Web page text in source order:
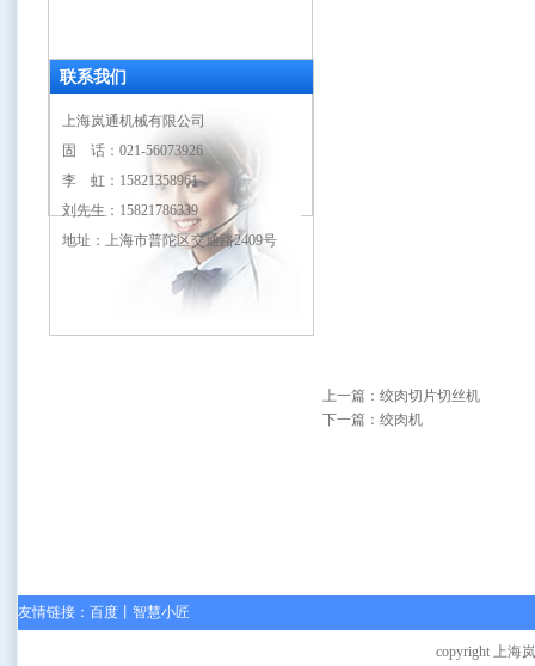
联系我们
上海岚通机械有限公司
固 话：021-56073926
李 虹：15821358961
刘先生：15821786339
地址：上海市普陀区交通路2409号
上一篇： 绞肉切片切丝机
下一篇： 绞肉机
友情链接： 百度 智慧小匠
copyright 上海